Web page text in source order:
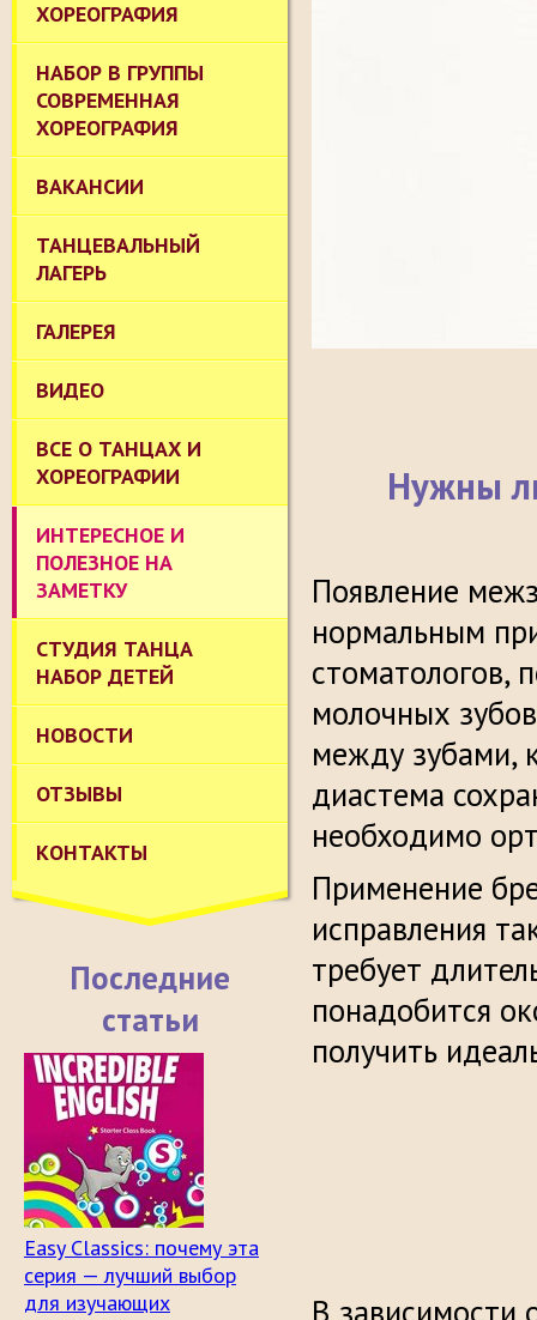
ХОРЕОГРАФИЯ
НАБОР В ГРУППЫ
СОВРЕМЕННАЯ
ХОРЕОГРАФИЯ
ВАКАНСИИ
ТАНЦЕВАЛЬНЫЙ
ЛАГЕРЬ
ГАЛЕРЕЯ
ВИДЕО
ВСЕ О ТАНЦАХ И
ХОРЕОГРАФИИ
ИНТЕРЕСНОЕ И
ПОЛЕЗНОЕ НА
ЗАМЕТКУ
СТУДИЯ ТАНЦА
НАБОР ДЕТЕЙ
НОВОСТИ
ОТЗЫВЫ
КОНТАКТЫ
Последние
статьи
Easy Classics: почему эта
серия — лучший выбор
для изучающих
Нужны
Появление
нормальным
стоматологов,
молочных
между зубами,
диастема
необходимо
Применение
исправления
требует
понадобится
получить
В зависимости